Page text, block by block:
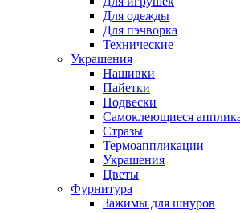
Для одежды
Для пэчворка
Технические
Украшения
Нашивки
Пайетки
Подвески
Самоклеющиеся
Стразы
Термоаппликации
Украшения
Цветы
Фурнитура
Зажимы для шнуров